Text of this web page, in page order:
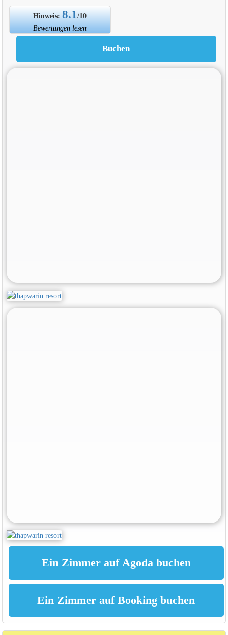
Hinweis:8.1/10
Bewertungen lesen